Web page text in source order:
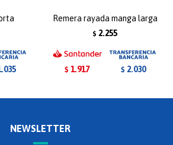
Remera rayada manga larga
$ 2.255
$ 1.917 $ 2.030
NEWSLETTER